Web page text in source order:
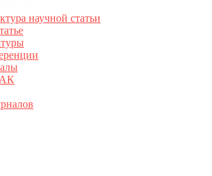
научной статьи